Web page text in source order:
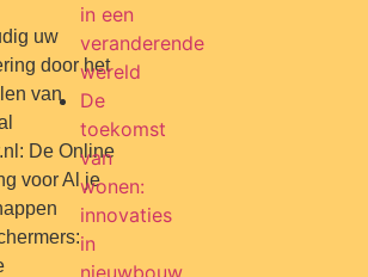
uw
door het
van
De Online
voor Al je
in een
veranderende
wereld
De
toekomst
van
wonen:
innovaties
in
nieuwbouw